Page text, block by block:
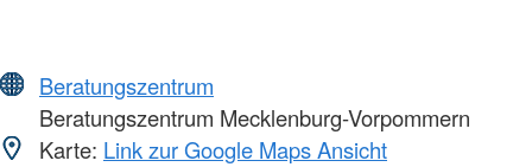
Beratungszentrum
Beratungszentrum Mecklenburg-Vorpommern
Karte: Link zur Google Maps Ansicht